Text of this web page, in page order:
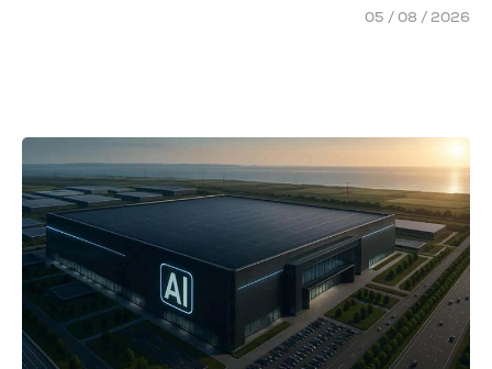
05 / 08 / 2026